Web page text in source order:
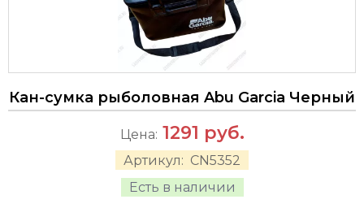
Кан-сумка рыболовная Abu Garcia Черный
Артикул: CN5352
Есть в наличии
Цена: 1291 руб.